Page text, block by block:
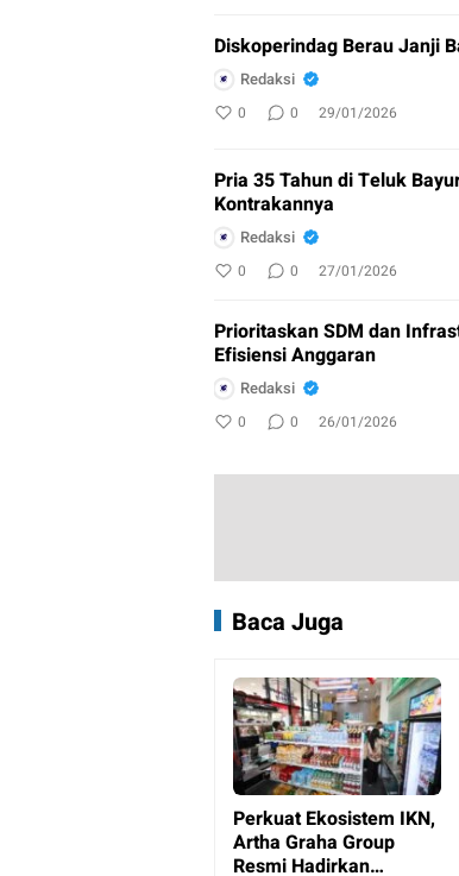
Diskoperindag Berau Janji
Redaksi
0 0 29/01/2026
Pria 35 Tahun di Teluk
Kontrakannya
Redaksi
0 0 27/01/2026
Prioritaskan SDM dan
Efisiensi Anggaran
Redaksi
0 0 26/01/2026
Baca Juga
Perkuat Ekosistem IKN,
Artha Graha Group
Resmi Hadirkan